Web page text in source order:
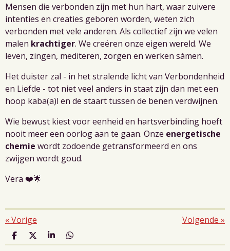
Mensen die verbonden zijn met hun hart, waar zuivere
intenties en creaties geboren worden, weten zich
verbonden met vele anderen. Als collectief zijn we velen
malen krachtiger. We creëren onze eigen wereld. We
leven, zingen, mediteren, zorgen en werken sámen.
Het duister zal - in het stralende licht van Verbondenheid
en Liefde - tot niet veel anders in staat zijn dan met een
hoop kaba(a)l en de staart tussen de benen verdwijnen.
Wie bewust kiest voor eenheid en hartsverbinding hoeft
nooit meer een oorlog aan te gaan. Onze energetische
chemie wordt zodoende getransformeerd en ons
zwijgen wordt goud.
Vera ❤️🌟
«Vorige Volgende »
D
e
D
e
S
h
D
e